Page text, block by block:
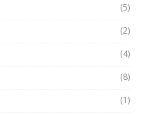
(5)
(2)
(4)
(8)
(1)